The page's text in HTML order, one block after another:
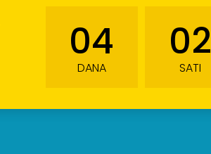
04
DANA
02
SATI